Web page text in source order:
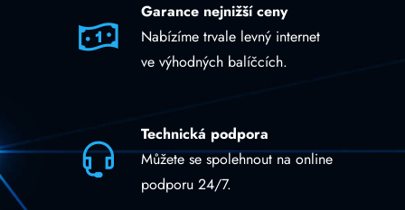
Garance nejnižší ceny
Nabízíme trvale levný internet
ve výhodných balíčcích.
Technická podpora
Můžete se spolehnout na online
podporu 24/7.